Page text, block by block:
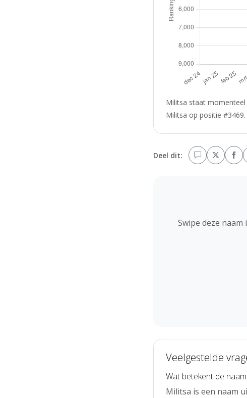
Militsa staat
Militsa op positie
Deel dit:
Swipe deze
Veelgestelde
Wat betekent de
Militsa is een naam